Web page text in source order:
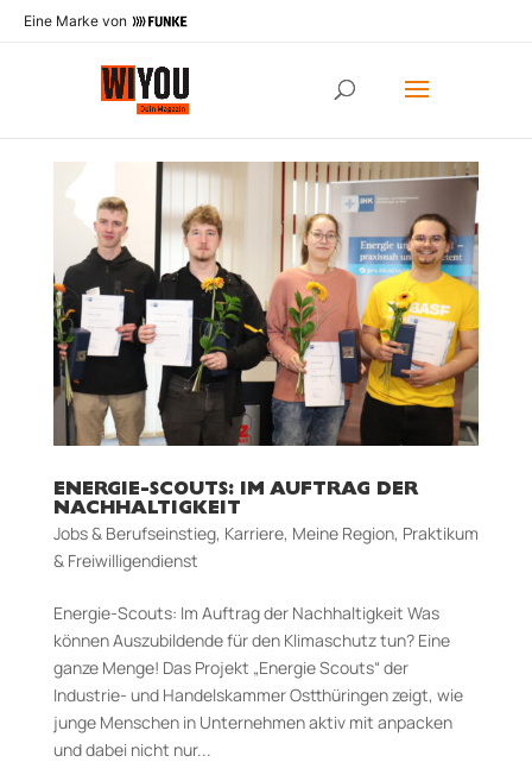
Eine Marke von
ENERGIE-SCOUTS: IM AUFTRAG DER
NACHHALTIGKEIT
Jobs & Berufseinstieg, Karriere, Meine Region, Praktikum
& Freiwilligendienst
Energie-Scouts: Im Auftrag der Nachhaltigkeit Was
können Auszubildende für den Klimaschutz tun? Eine
ganze Menge! Das Projekt „Energie Scouts“ der
Industrie- und Handelskammer Ostthüringen zeigt, wie
junge Menschen in Unternehmen aktiv mit anpacken
und dabei nicht nur...